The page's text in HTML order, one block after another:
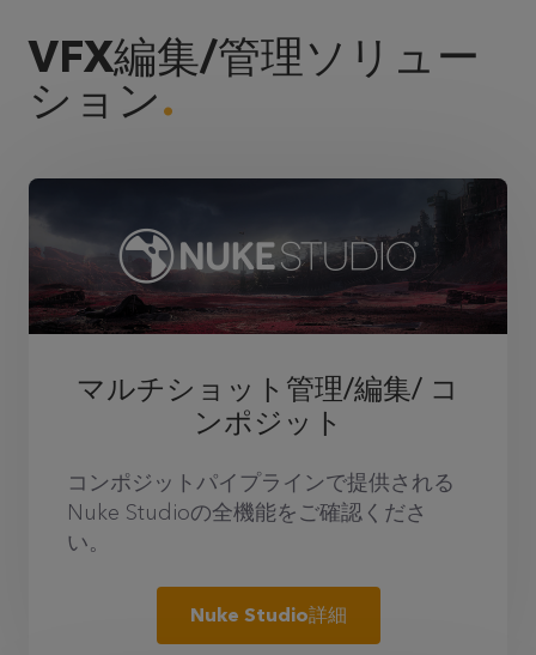
VFX編集/管理ソリュー
ション
マルチショット管理/編集/ コ
ンポジット
コンポジットパイプラインで提供される
Nuke Studioの全機能をご確認くださ
い。
Nuke Studio詳細